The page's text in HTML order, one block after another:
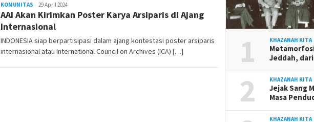
KOMUNITAS REDAKSI
RAMBUKOTA
29 April 2024
AAI Akan Kirimkan Poster Karya Arsiparis di Ajang
Internasional
INDONESIA siap berpartisipasi dalam ajang kontestasi poster arsiparis
internasional atau International Council on Archives (ICA) […]
1 KHAZANAH KITA
Jeddah,
2 KHAZANAH KITA
Jejak Sang
Masa
KHAZANAH KITA